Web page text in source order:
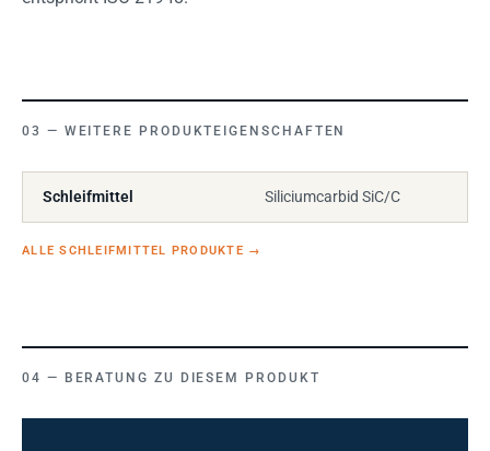
WEITERE PRODUKTEIGENSCHAFTEN
Schleifmittel Siliciumcarbid SiC/C
ALLE SCHLEIFMITTEL PRODUKTE →
BERATUNG ZU DIESEM PRODUKT